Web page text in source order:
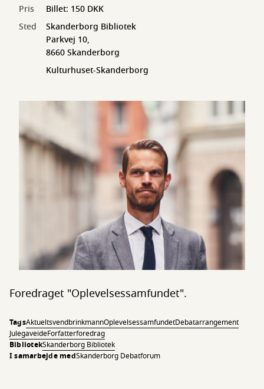
Pris
Billet: 150 DKK
Sted
Skanderborg Bibliotek
Parkvej 10,
8660 Skanderborg
Kulturhuset-Skanderborg
Foredraget "Oplevelsessamfundet".
TagsAktueltsvendbrinkmannOplevelsessamfundetDebatarrangement
JulegaveideForfatterforedrag
BibliotekSkanderborg Bibliotek
I samarbejde medSkanderborg Debatforum